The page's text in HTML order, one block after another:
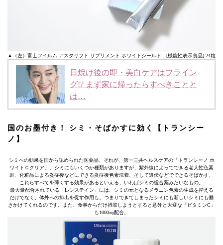
▲（左）富士フイルム アスタリフト サプリメント ホワイトシールド [機能性表示食品] 24粒
日焼け後の即・美白ケアはフライン
グ!? まず家に帰ったらすべきことと
は…
国のお墨付き！ シミ・そばかすに効く【トランシー
ノ】
シミへの効果を国から認められた医薬品、それが、第一三共ヘルスケアの「トランシーノ ホ
ワイトＣクリア」。シミにもいくつか種類がありますが、紫外線によってできる老人性色素
斑、化粧品による炎症後などにできる炎症後色素沈着、そして遺伝などでできるそばかす、
これらすべてを薄くする効果があるといえる、いわばシミの総合薬みたいなもの。
最大量配合されている「L-システイン」には、シミの元となるメラニン色素の生成を抑える
だけでなく、体外への排出を促す作用も。つまりできてしまったシミにも新しいシミにも働
きかけてくれるのです。また、食事からだけ摂取しようとすると意外と大変な「ビタミンC」
も1000㎎配合。